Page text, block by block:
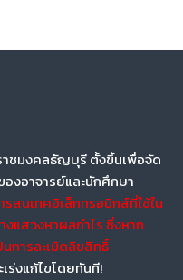
ชมงคลธัญบุรี ตั้งขึ้นเพื่อจัด
งอาจารย์และนักศึกษา
สนเทศอิเล็กทรอนิกส์ที่ใช้ใน
งแสวงหาผลกำไร ซึ่งหาก
การละเมิดลิขสิทธิ์
ร่งแก้ไขโดยทันที!